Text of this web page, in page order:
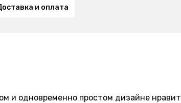
и оплата
и одновременно простом дизайне